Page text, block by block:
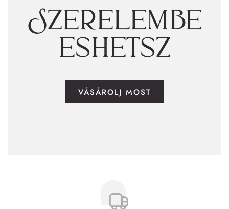
Szerelembe
eshetsz
VÁSÁROLJ MOST